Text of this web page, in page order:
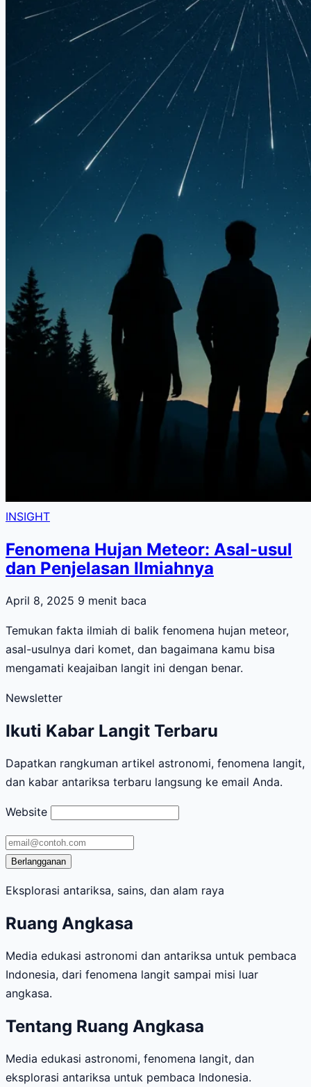
INSIGHT
Fenomena Hujan Meteor: Asal-usul
dan Penjelasan Ilmiahnya
April 8, 2025 9 menit baca
Temukan fakta ilmiah di balik fenomena hujan meteor,
asal-usulnya dari komet, dan bagaimana kamu bisa
mengamati keajaiban langit ini dengan benar.
Newsletter
Ikuti Kabar Langit Terbaru
Dapatkan rangkuman artikel astronomi, fenomena langit,
dan kabar antariksa terbaru langsung ke email Anda.
Website
Alamat
email
Berlangganan
Eksplorasi antariksa, sains, dan alam raya
Ruang Angkasa
Media edukasi astronomi dan antariksa untuk pembaca
Indonesia, dari fenomena langit sampai misi luar
angkasa.
Tentang Ruang Angkasa
Media edukasi astronomi, fenomena langit, dan
eksplorasi antariksa untuk pembaca Indonesia.